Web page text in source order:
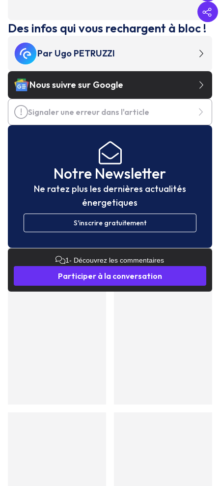
Des infos qui vous rechargent à bloc !
Par Ugo PETRUZZI
Nous suivre sur Google
Signaler une erreur dans l'article
Notre Newsletter
Ne ratez plus les dernières actualités
énergetiques
S'inscrire gratuitement
1- Découvrez les commentaires
Participer à la conversation